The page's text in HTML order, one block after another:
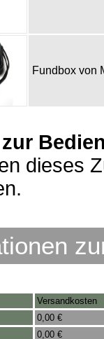
Fundbox von
dieses
Versandkosten
0,00 €
0,00 €